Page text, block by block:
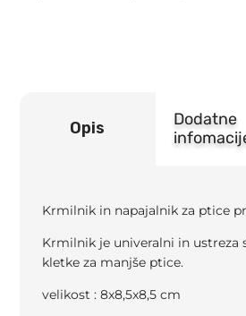
Opis
Dodatne
Krmilnik in napajalnik za ptice
Krmilnik je univeralni in ustreza
kletke za manjše ptice.
velikost : 8x8,5x8,5 cm